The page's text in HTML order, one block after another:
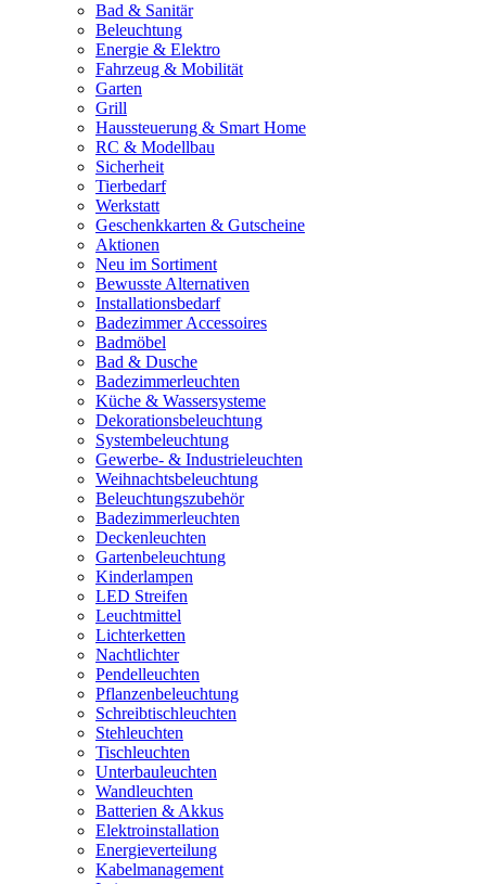
Bad & Sanitär
Beleuchtung
Energie & Elektro
Fahrzeug & Mobilität
Garten
Grill
Haussteuerung & Smart Home
RC & Modellbau
Sicherheit
Tierbedarf
Werkstatt
Geschenkkarten & Gutscheine
Aktionen
Neu im Sortiment
Bewusste Alternativen
Installationsbedarf
Badezimmer Accessoires
Badmöbel
Bad & Dusche
Badezimmerleuchten
Küche & Wassersysteme
Dekorationsbeleuchtung
Systembeleuchtung
Gewerbe- & Industrieleuchten
Weihnachtsbeleuchtung
Beleuchtungszubehör
Badezimmerleuchten
Deckenleuchten
Gartenbeleuchtung
Kinderlampen
LED Streifen
Leuchtmittel
Lichterketten
Nachtlichter
Pendelleuchten
Pflanzenbeleuchtung
Schreibtischleuchten
Stehleuchten
Tischleuchten
Unterbauleuchten
Wandleuchten
Batterien & Akkus
Elektroinstallation
Energieverteilung
Kabelmanagement